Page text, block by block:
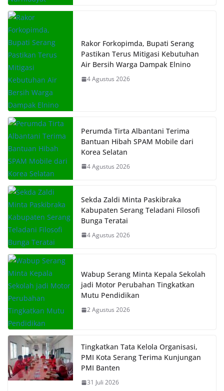
Rakor Forkopimda, Bupati Serang
Pastikan Terus Mitigasi Kebutuhan
Air Bersih Warga Dampak Elnino
4 Agustus 2026
Perumda Tirta Albantani Terima
Bantuan Hibah SPAM Mobile dari
Korea Selatan
4 Agustus 2026
Sekda Zaldi Minta Paskibraka
Kabupaten Serang Teladani Filosofi
Bunga Teratai
4 Agustus 2026
Wabup Serang Minta Kepala Sekolah
jadi Motor Perubahan Tingkatkan
Mutu Pendidikan
2 Agustus 2026
Tingkatkan Tata Kelola Organisasi,
PMI Kota Serang Terima Kunjungan
PMI Banten
31 Juli 2026